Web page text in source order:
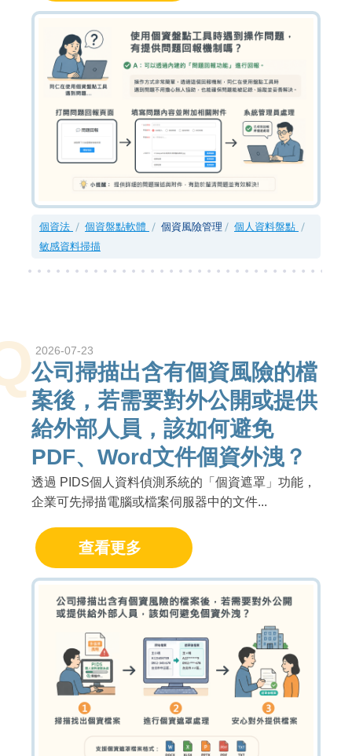
個資法 個資盤點軟體 個資風險管理
個人資料盤點
敏感資料掃描
2026-07-23
公司掃描出含有個資風險的檔
案後，若需要對外公開或提供
給外部人員，該如何避免
PDF、Word文件個資外洩？
透過 PIDS個人資料偵測系統的「個資遮罩」功能，
企業可先掃描電腦或檔案伺服器中的文件...
查看更多